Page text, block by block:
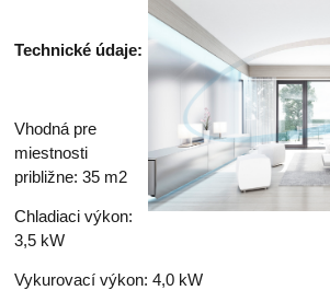
Technické údaje:
Vhodná pre
miestnosti
približne: 35 m2
Chladiaci výkon:
3,5 kW
Vykurovací výkon: 4,0 kW